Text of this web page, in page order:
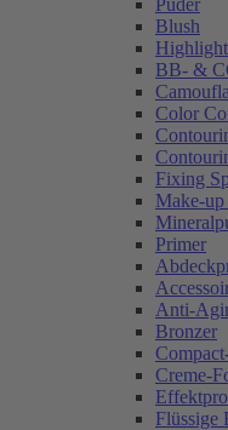
Puder
Blush
BB- &
Color
Fixing
Make-
Primer
Anti-
Bronzer
Creme-
Flüssige